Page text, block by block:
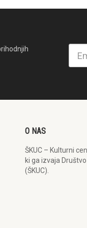
O NAS
ŠKUC – Kulturni
ki ga izvaja
(ŠKUC).